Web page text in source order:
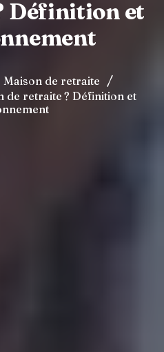
Définition et
Maison de retraite /
de retraite ? Définition et